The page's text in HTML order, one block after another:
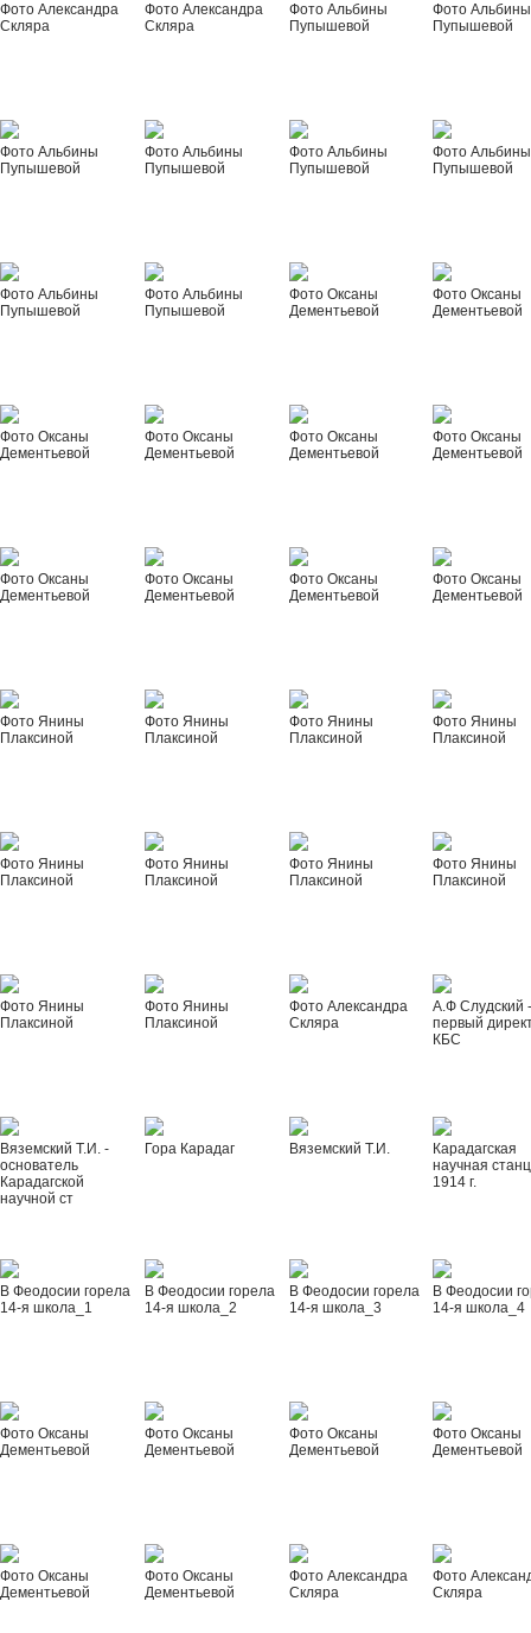
Фото Александра
Скляра
Фото Александра
Скляра
Фото Альбины
Пупышевой
Фото Альбины
Пупышевой
Фото Альбины
Пупышевой
Фото Альбины
Пупышевой
Фото Альбины
Пупышевой
Фото Альбины
Пупышевой
Фото Альбины
Пупышевой
Фото Альбины
Пупышевой
Фото Оксаны
Дементьевой
Фото Оксаны
Дементьевой
Фото Оксаны
Дементьевой
Фото Оксаны
Дементьевой
Фото Оксаны
Дементьевой
Фото Оксаны
Дементьевой
Фото Оксаны
Дементьевой
Фото Оксаны
Дементьевой
Фото Оксаны
Дементьевой
Фото Оксаны
Дементьевой
Фото Янины
Плаксиной
Фото Янины
Плаксиной
Фото Янины
Плаксиной
Фото Янины
Плаксиной
Фото Янины
Плаксиной
Фото Янины
Плаксиной
Фото Янины
Плаксиной
Фото Янины
Плаксиной
Фото Янины
Плаксиной
Фото Янины
Плаксиной
Фото Александра
Скляра
А.Ф Слудский
первый
КБС
Вяземский Т.И. -
основатель
Карадагской
научной ст
Гора Карадаг Вяземский Т.И.
Карадагская
научная
1914 г.
В Феодосии горела
14-я школа_1
В Феодосии горела
14-я школа_2
В Феодосии горела
14-я школа_3
В Феодосии
14-я школа_4
Фото Оксаны
Дементьевой
Фото Оксаны
Дементьевой
Фото Оксаны
Дементьевой
Фото Оксаны
Дементьевой
Фото Оксаны
Дементьевой
Фото Оксаны
Дементьевой
Фото Александра
Скляра
Фото
Скляра